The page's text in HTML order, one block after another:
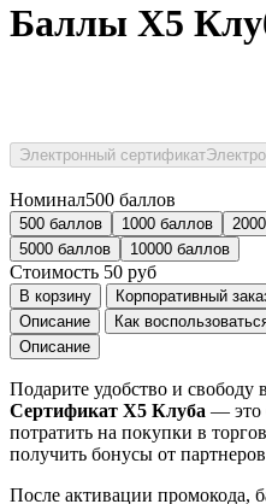
Баллы Х5
Электронный сертификат
Номинал500 баллов
500 баллов 1000 баллов
5000 баллов
10000 баллов
Стоимость 50 руб
В корзину
Корпоративный
Описание
Как
Описание
Подарите удобство и свободу
Сертификат X5 Клуба — это
потратить на покупки в
получить бонусы от
После активации промокода,